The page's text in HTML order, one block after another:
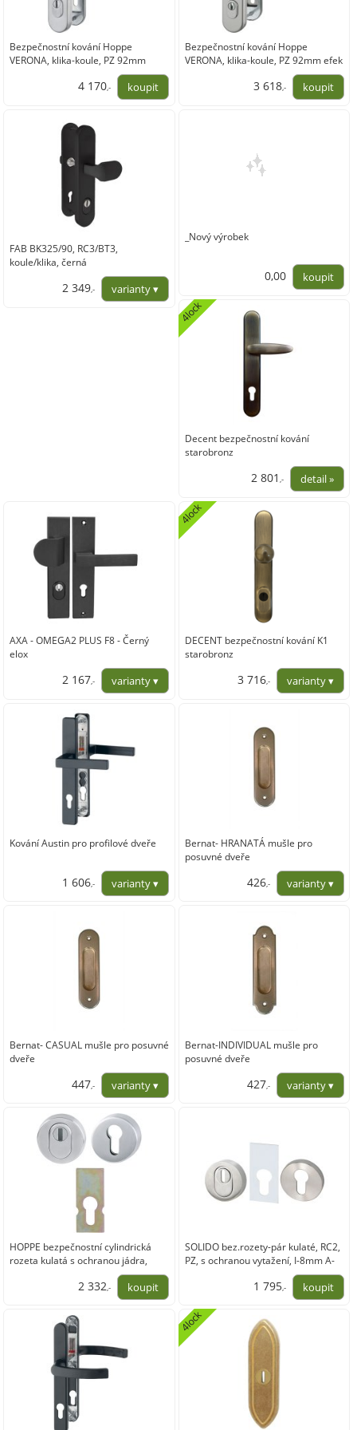
Bezpečnostní kování Hoppe
VERONA, klika-koule, PZ 92mm
4 170,-
Bezpečnostní kování Hoppe
VERONA, klika-koule, PZ 92mm efek
3 618,-
FAB BK325/90, RC3/BT3,
koule/klika, černá
2 349,-
_Nový výrobek
0,00
Decent bezpečnostní kování
starobronz
4lock
2 801 ,-
AXA - OMEGA2 PLUS F8 - Černý
elox
2 167,-
DECENT bezpečnostní kování K1
starobronz
4lock
3 716,-
Kování Austin pro profilové dveře
1 606,-
Bernat- HRANATÁ mušle pro
posuvné dveře
426,-
Bernat- CASUAL mušle pro posuvné
dveře
447,-
Bernat-INDIVIDUAL mušle pro
posuvné dveře
427,-
HOPPE bezpečnostní cylindrická
rozeta kulatá s ochranou jádra,
2 332,-
SOLIDO bez.rozety-pár kulaté, RC2,
PZ, s ochranou vytažení, I-8mm A-
1 795,-
4lock